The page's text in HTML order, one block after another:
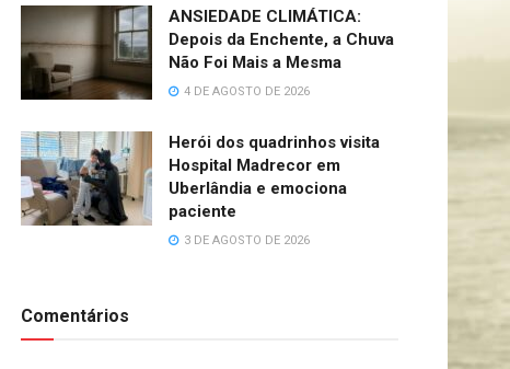
ANSIEDADE CLIMÁTICA:
Depois da Enchente, a Chuva
Não Foi Mais a Mesma
4 DE AGOSTO DE 2026
Herói dos quadrinhos visita
Hospital Madrecor em
Uberlândia e emociona
paciente
3 DE AGOSTO DE 2026
Comentários